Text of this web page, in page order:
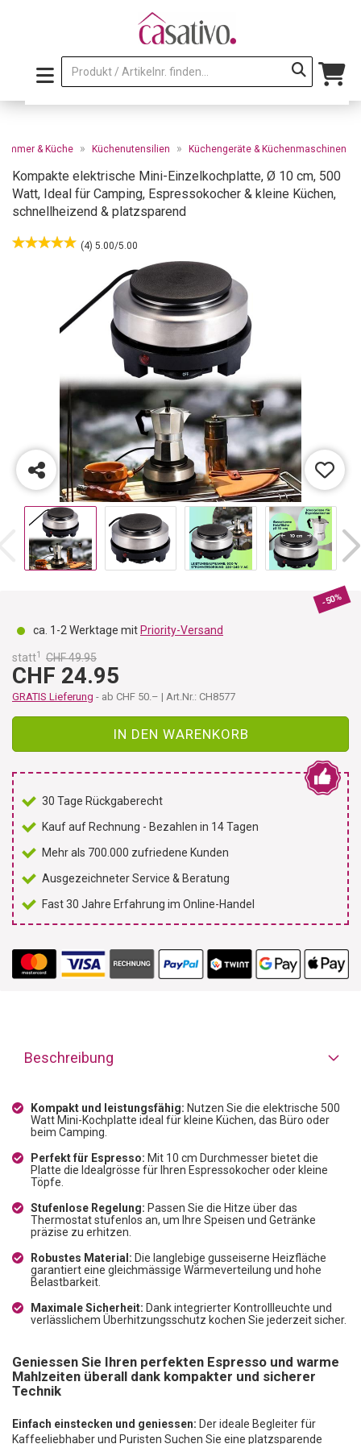
& Küche » Küchenutensilien » Küchengeräte & Küchenmaschinen
Kompakte elektrische Mini-Einzelkochplatte, Ø 10 cm, 500
Watt, Ideal für Camping, Espressokocher & kleine Küchen,
schnellheizend & platzsparend
(4) 5.00/5.00
-50%
ca. 1-2 Werktage mit Priority-Versand
statt1 CHF 49.95
CHF 24.95
GRATIS Lieferung - ab CHF 50.– | Art.Nr.: CH8577
IN DEN WARENKORB
30 Tage Rückgaberecht
Kauf auf Rechnung - Bezahlen in 14 Tagen
Mehr als 700.000 zufriedene Kunden
Ausgezeichneter Service & Beratung
Fast 30 Jahre Erfahrung im Online-Handel
Beschreibung
Kompakt und leistungsfähig: Nutzen Sie die elektrische 500
Watt Mini-Kochplatte ideal für kleine Küchen, das Büro oder
beim Camping.
Perfekt für Espresso: Mit 10 cm Durchmesser bietet die
Platte die Idealgrösse für Ihren Espressokocher oder kleine
Töpfe.
Stufenlose Regelung: Passen Sie die Hitze über das
Thermostat stufenlos an, um Ihre Speisen und Getränke
präzise zu erhitzen.
Robustes Material: Die langlebige gusseiserne Heizfläche
garantiert eine gleichmässige Wärmeverteilung und hohe
Belastbarkeit.
Maximale Sicherheit: Dank integrierter Kontrollleuchte und
verlässlichem Überhitzungsschutz kochen Sie jederzeit sicher.
Geniessen Sie Ihren perfekten Espresso und warme
Mahlzeiten überall dank kompakter und sicherer
Technik
Einfach einstecken und geniessen: Der ideale Begleiter für
Kaffeeliebhaber und Puristen Suchen Sie eine platzsparende